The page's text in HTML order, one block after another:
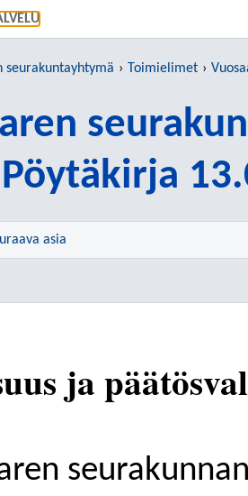
seurakuntayhtymä Toimielimet
Pöytäkirja
asia
ja